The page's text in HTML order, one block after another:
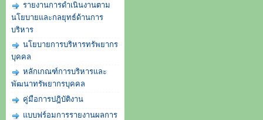
รายงานการดำเนินงานตาม
นโยบายและกลยุทธ์ด้านการ
บริหาร
นโยบายการบริหารทรัพยากร
บุคคล
หลักเกณฑ์การบริหารและ
พัฒนาทรัพยากรบุคคล
คู่มือการปฎิบัติงาน
แบบฟร์อมการรายงานผลการ